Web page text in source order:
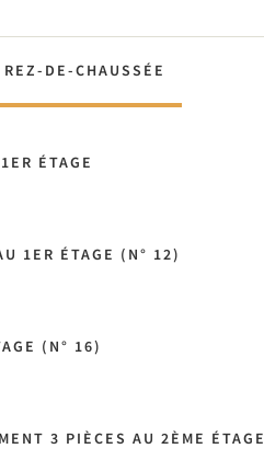
DE-CHAUSSÉE
ÉTAGE
1ER ÉTAGE (N° 12)
(N° 16)
3 PIÈCES AU 2ÈME ÉTAGE